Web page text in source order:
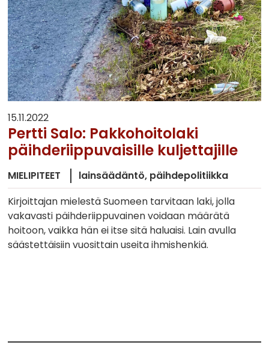
15.11.2022
Pertti Salo: Pakkohoitolaki
päihderiippuvaisille kuljettajille
MIELIPITEET lainsäädäntö päihdepolitiikka
Kirjoittajan mielestä Suomeen tarvitaan laki, jolla
vakavasti päihderiippuvainen voidaan määrätä
hoitoon, vaikka hän ei itse sitä haluaisi. Lain avulla
säästettäisiin vuosittain useita ihmishenkiä.